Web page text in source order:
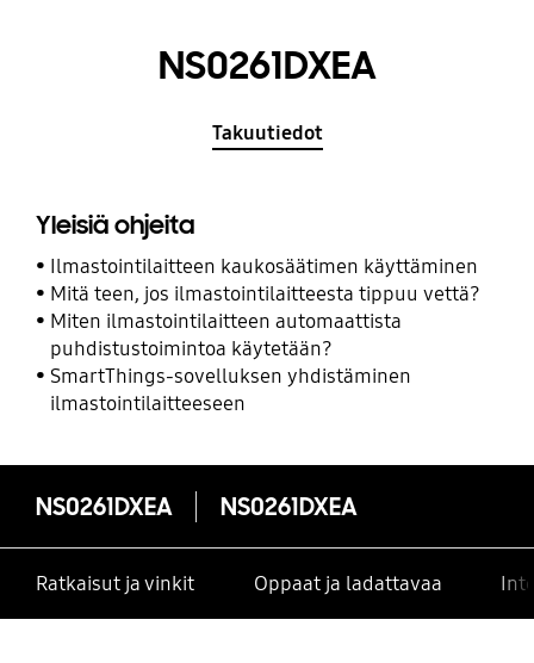
NS0261DXEA
Takuutiedot
Yleisiä ohjeita
Ilmastointilaitteen kaukosäätimen käyttäminen
Mitä teen, jos ilmastointilaitteesta tippuu vettä?
Miten ilmastointilaitteen automaattista
puhdistustoimintoa käytetään?
SmartThings-sovelluksen yhdistäminen
ilmastointilaitteeseen
NS0261DXEA NS0261DXEA
Ratkaisut ja vinkit Oppaat ja ladattavaa